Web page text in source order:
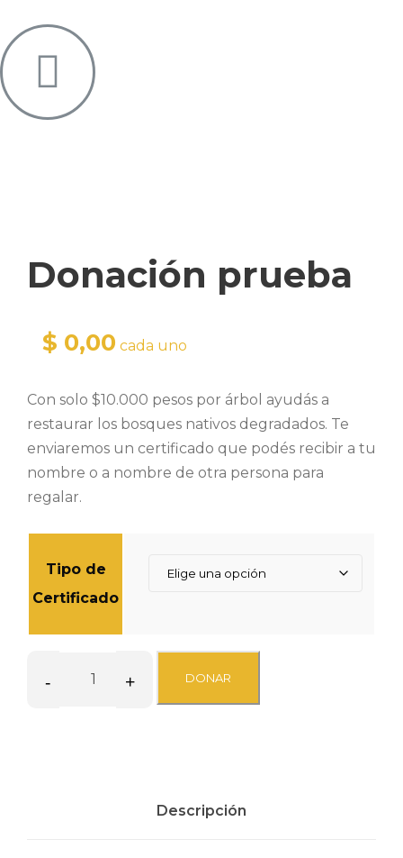
Donación prueba
0,00 cada uno
Con solo $10.000 pesos por árbol ayudás a
restaurar los bosques nativos degradados. Te
enviaremos un certificado que podés recibir a tu
nombre o a nombre de otra persona para
regalar.
Tipo de
Certificado
- + DONAR
Descripción